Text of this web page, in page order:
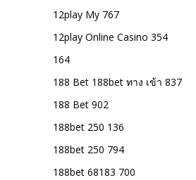
12play My 767
12play Online Casino 354
164
188 Bet 188bet ทาง เข้า 837
188 Bet 902
188bet 250 136
188bet 250 794
188bet 68183 700